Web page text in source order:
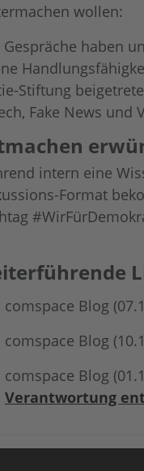
wollen:
Gespräche haben
Stiftung
Fake News
intern eine
Format
comspace Blog
comspace Blog
comspace Blog
Verantwortung